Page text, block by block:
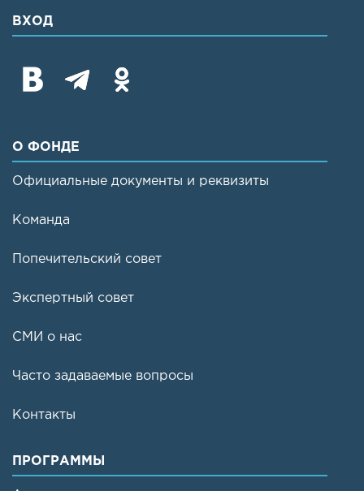
ВХОД
О ФОНДЕ
Официальные документы и реквизиты
Команда
Попечительский совет
Экспертный совет
СМИ о нас
Часто задаваемые вопросы
Контакты
ПРОГРАММЫ